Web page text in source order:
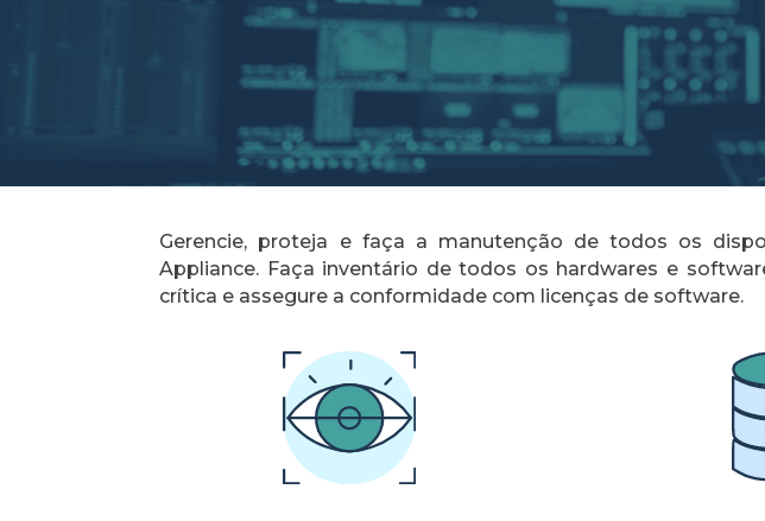
Gerencie, proteja e faça a manutenção de todos os
Appliance. Faça inventário de todos os hardwares e
crítica e assegure a conformidade com licenças de software.